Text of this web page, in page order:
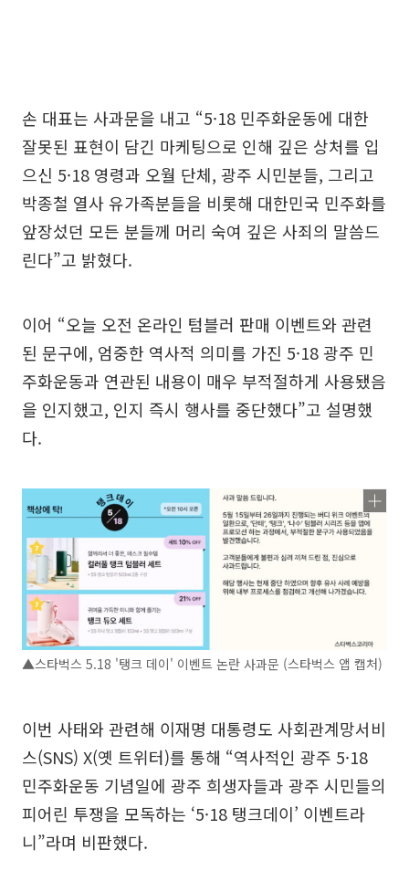
손 대표는 사과문을 내고 “5·18 민주화운동에 대한
잘못된 표현이 담긴 마케팅으로 인해 깊은 상처를 입
으신 5·18 영령과 오월 단체, 광주 시민분들, 그리고
박종철 열사 유가족분들을 비롯해 대한민국 민주화를
앞장섰던 모든 분들께 머리 숙여 깊은 사죄의 말씀드
린다”고 밝혔다.
이어 “오늘 오전 온라인 텀블러 판매 이벤트와 관련
된 문구에, 엄중한 역사적 의미를 가진 5·18 광주 민
주화운동과 연관된 내용이 매우 부적절하게 사용됐음
을 인지했고, 인지 즉시 행사를 중단했다”고 설명했
다.
▲스타벅스 5.18 '탱크 데이' 이벤트 논란 사과문 (스타벅스 앱 캡처)
이번 사태와 관련해 이재명 대통령도 사회관계망서비
스(SNS) X(옛 트위터)를 통해 “역사적인 광주 5·18
민주화운동 기념일에 광주 희생자들과 광주 시민들의
피어린 투쟁을 모독하는 ‘5·18 탱크데이’ 이벤트라
니”라며 비판했다.